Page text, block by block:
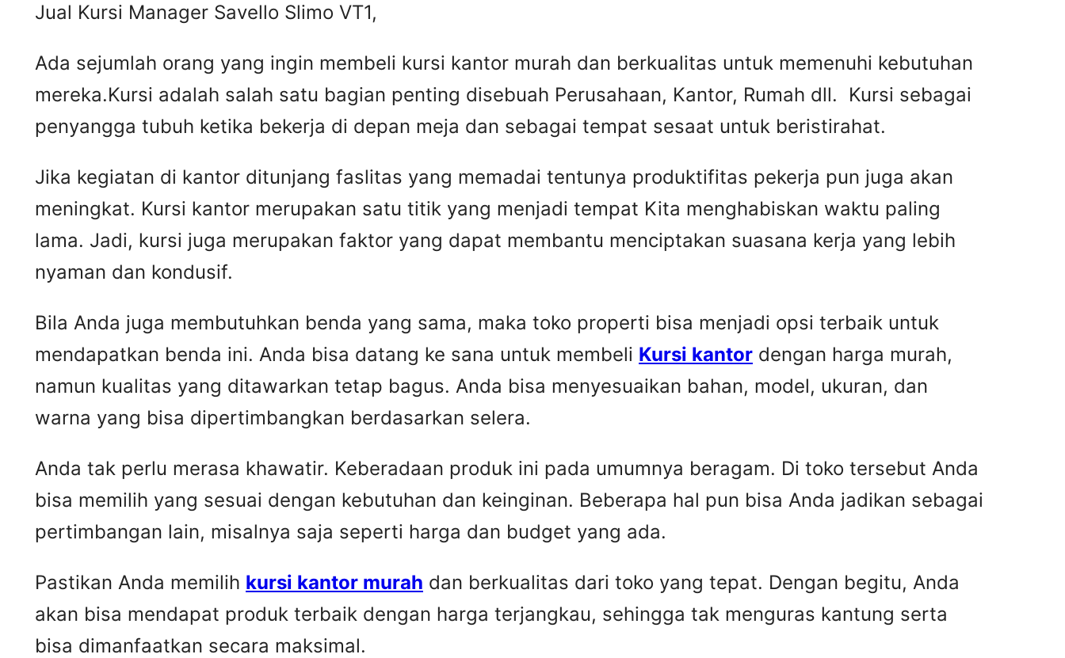
Jual Kursi Manager Savello Slimo VT1,
Ada sejumlah orang yang ingin membeli kursi kantor murah dan berkualitas untuk memenuhi kebutuhan
mereka.Kursi adalah salah satu bagian penting disebuah Perusahaan, Kantor, Rumah dll. Kursi sebagai
penyangga tubuh ketika bekerja di depan meja dan sebagai tempat sesaat untuk beristirahat.
Jika kegiatan di kantor ditunjang faslitas yang memadai tentunya produktifitas pekerja pun juga akan
meningkat. Kursi kantor merupakan satu titik yang menjadi tempat Kita menghabiskan waktu paling
lama. Jadi, kursi juga merupakan faktor yang dapat membantu menciptakan suasana kerja yang lebih
nyaman dan kondusif.
Bila Anda juga membutuhkan benda yang sama, maka toko properti bisa menjadi opsi terbaik untuk
mendapatkan benda ini. Anda bisa datang ke sana untuk membeli Kursi kantor dengan harga murah,
namun kualitas yang ditawarkan tetap bagus. Anda bisa menyesuaikan bahan, model, ukuran, dan
warna yang bisa dipertimbangkan berdasarkan selera.
Anda tak perlu merasa khawatir. Keberadaan produk ini pada umumnya beragam. Di toko tersebut Anda
bisa memilih yang sesuai dengan kebutuhan dan keinginan. Beberapa hal pun bisa Anda jadikan sebagai
pertimbangan lain, misalnya saja seperti harga dan budget yang ada.
Pastikan Anda memilih kursi kantor murah dan berkualitas dari toko yang tepat. Dengan begitu, Anda
akan bisa mendapat produk terbaik dengan harga terjangkau, sehingga tak menguras kantung serta
bisa dimanfaatkan secara maksimal.